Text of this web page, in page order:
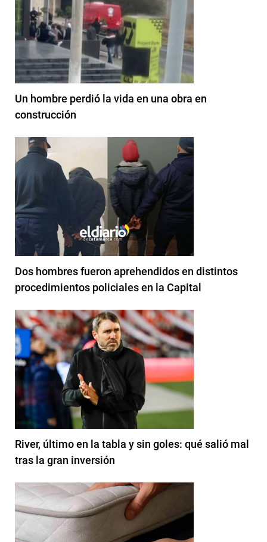
Un hombre perdió la vida en una obra en
construcción
Dos hombres fueron aprehendidos en distintos
procedimientos policiales en la Capital
River, último en la tabla y sin goles: qué salió mal
tras la gran inversión